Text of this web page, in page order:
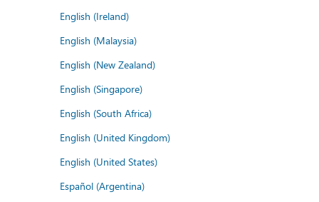
English (Ireland)
English (Malaysia)
English (New Zealand)
English (Singapore)
English (South Africa)
English (United Kingdom)
English (United States)
Español (Argentina)